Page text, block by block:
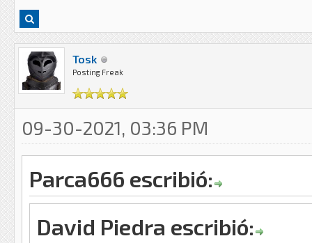
Tosk
Posting Freak
09-30-2021, 03:36 PM
Parca666 escribió:
David Piedra escribió: